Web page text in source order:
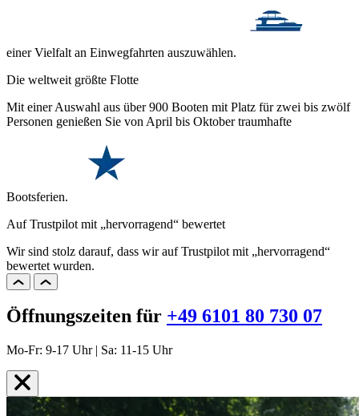
einer Vielfalt an Einwegfahrten auszuwählen.
Die weltweit größte Flotte
Mit einer Auswahl aus über 900 Booten mit Platz für zwei bis zwölf
Personen genießen Sie von April bis Oktober traumhafte
Bootsferien.
Auf Trustpilot mit „hervorragend“ bewertet
Wir sind stolz darauf, dass wir auf Trustpilot mit „hervorragend“
bewertet wurden.
Öffnungszeiten für +49 6101 80 730 07
Mo-Fr: 9-17 Uhr | Sa: 11-15 Uhr